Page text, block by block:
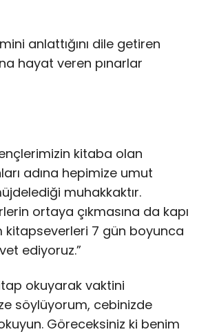
anlattığını dile getiren
hayat veren pınarlar
kitaba olan
adına hepimize umut
muhakkaktır.
ortaya çıkmasına da kapı
7 gün boyunca
ediyoruz.”
okuyarak vaktini
söylüyorum, cebinizde
Göreceksiniz ki benim